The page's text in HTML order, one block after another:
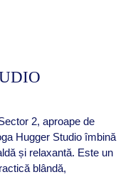
2, aproape de
Hugger Studio îmbină
și relaxantă. Este un
blândă,